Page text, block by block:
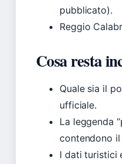
pubblicato).
Reggio
Cosa resta
Quale sia il
ufficiale.
La leggenda
contendono
I dati turistici